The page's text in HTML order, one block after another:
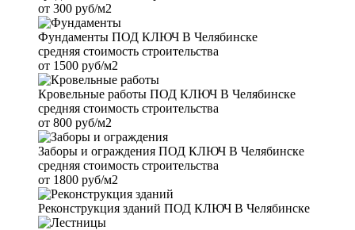
от 300 руб/м2
Фундаменты ПОД КЛЮЧ В Челябинске
средняя стоимость строительства
от 1500 руб/м2
Кровельные работы ПОД КЛЮЧ В Челябинске
средняя стоимость строительства
от 800 руб/м2
Заборы и ограждения ПОД КЛЮЧ В Челябинске
средняя стоимость строительства
от 1800 руб/м2
Реконструкция зданий ПОД КЛЮЧ В Челябинске